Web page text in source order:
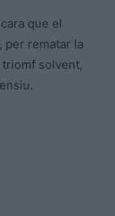
que el
per rematar la
triomf solvent,